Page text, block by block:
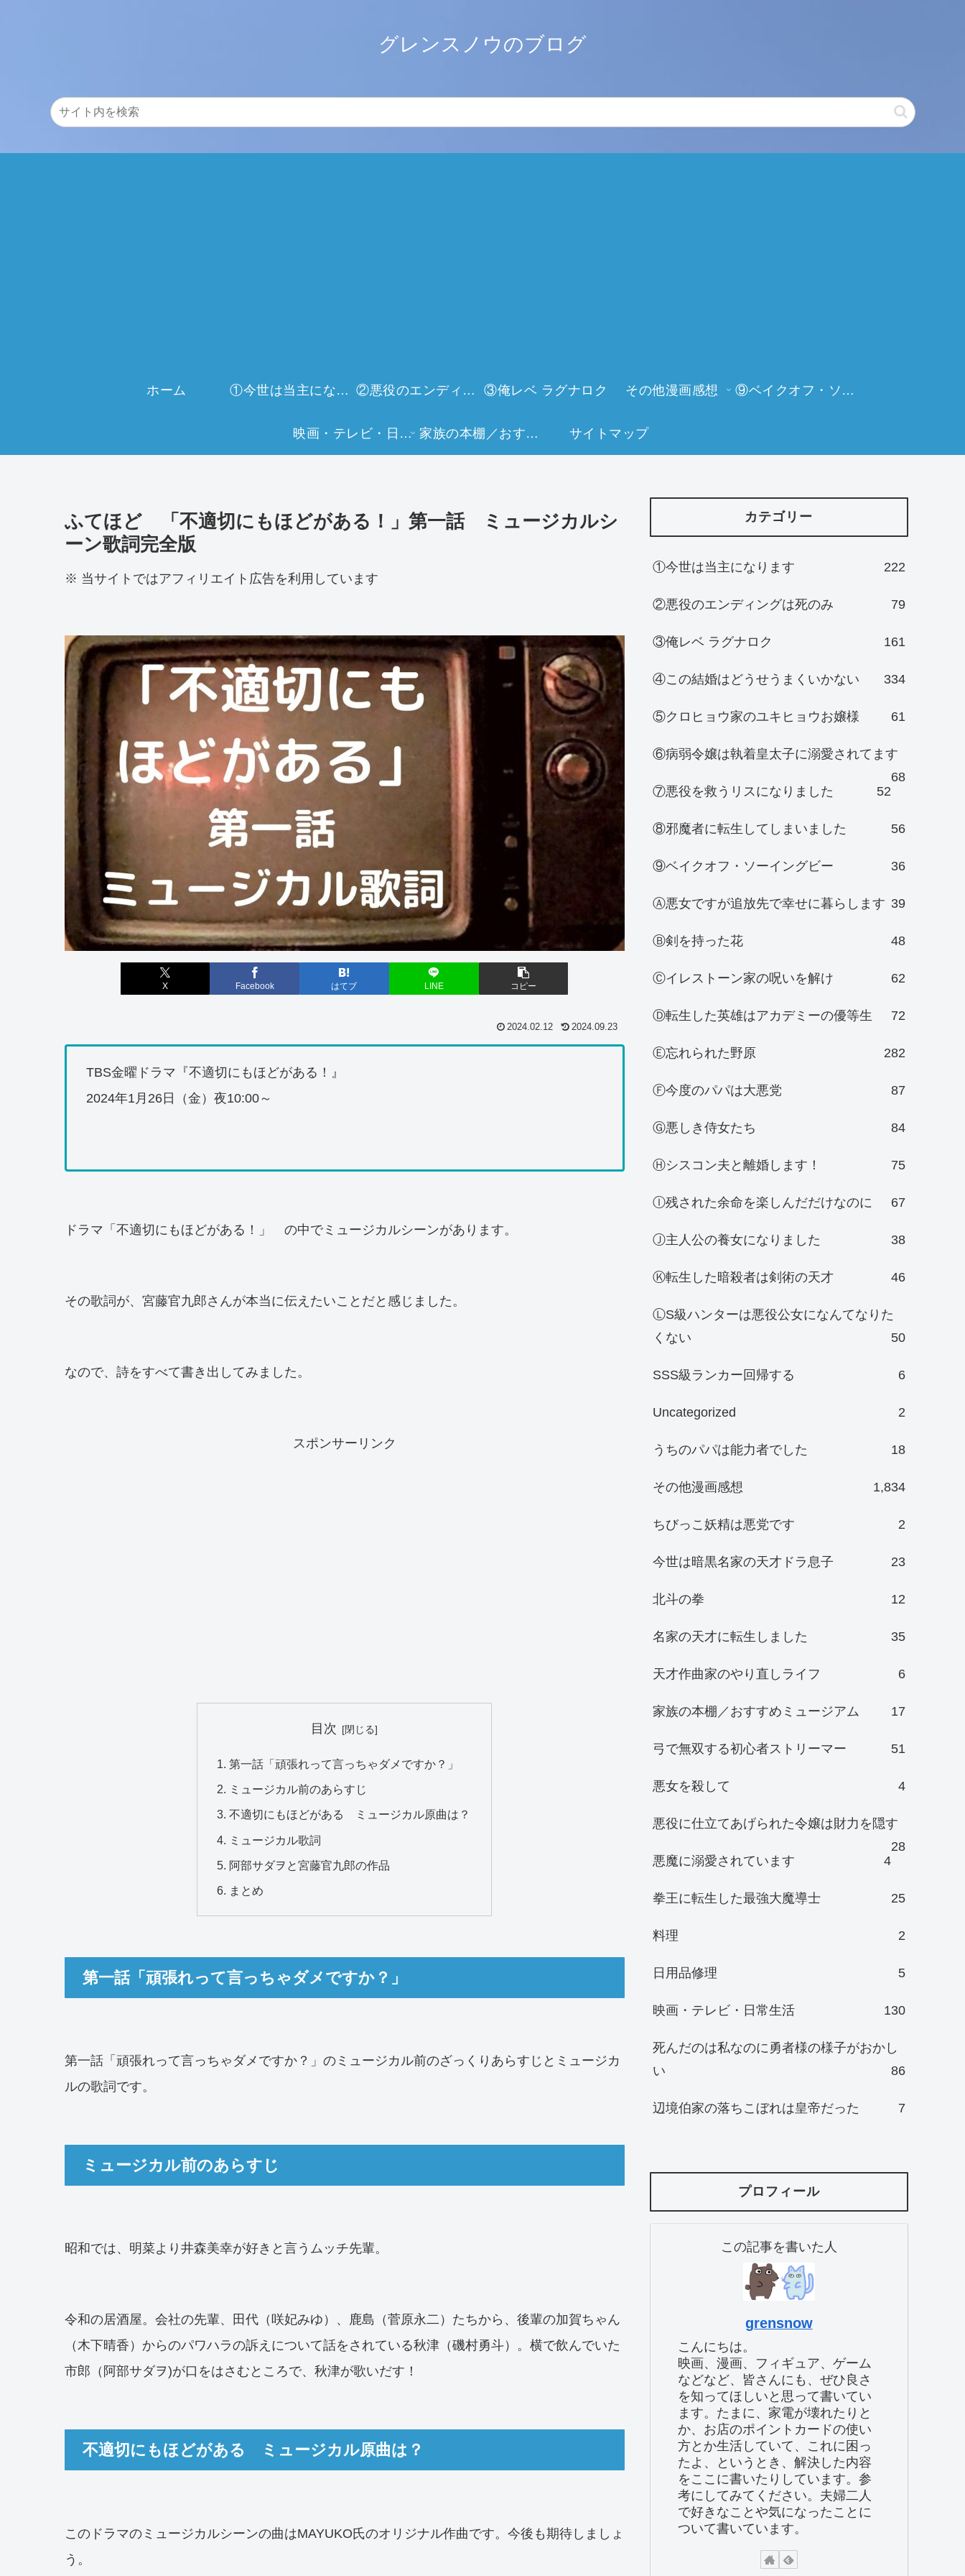
グレンスノウのブログ
ホーム ①今世は当主になります ②悪役のエンディングは死のみ ③俺レベ ラグナロク その他漫画感想 ⑨ベイクオフ・ソーイングビー
映画・テレビ・日常生活 家族の本棚／おすすめミュージアム サイトマップ
ふてほど 「不適切にもほどがある！」第一話 ミュージカルシ
ーン歌詞完全版
※ 当サイトではアフィリエイト広告を利用しています
X Facebook はてブ LINE コピー
2024.02.12 2024.09.23
TBS金曜ドラマ『不適切にもほどがある！』
2024年1月26日（金）夜10:00～
ドラマ「不適切にもほどがある！」 の中でミュージカルシーンがあります。
その歌詞が、宮藤官九郎さんが本当に伝えたいことだと感じました。
なので、詩をすべて書き出してみました。
スポンサーリンク
目次
第一話「頑張れって言っちゃダメですか？」
ミュージカル前のあらすじ
不適切にもほどがある ミュージカル原曲は？
ミュージカル歌詞
阿部サダヲと宮藤官九郎の作品
まとめ
第一話「頑張れって言っちゃダメですか？」
第一話「頑張れって言っちゃダメですか？」のミュージカル前のざっくりあらすじとミュージカ
ルの歌詞です。
ミュージカル前のあらすじ
昭和では、明菜より井森美幸が好きと言うムッチ先輩。
令和の居酒屋。会社の先輩、田代（咲妃みゆ）、鹿島（菅原永二）たちから、後輩の加賀ちゃん
（木下晴香）からのパワハラの訴えについて話をされている秋津（磯村勇斗）。横で飲んでいた
市郎（阿部サダヲ)が口をはさむところで、秋津が歌いだす！
不適切にもほどがある ミュージカル原曲は？
このドラマのミュージカルシーンの曲はMAYUKO氏のオリジナル作曲です。今後も期待しましょ
う。
カテゴリー
①今世は当主になります 222
②悪役のエンディングは死のみ 79
③俺レベ ラグナロク 161
④この結婚はどうせうまくいかない 334
⑤クロヒョウ家のユキヒョウお嬢様 61
⑥病弱令嬢は執着皇太子に溺愛されてます
68
⑦悪役を救うリスになりました
52
⑧邪魔者に転生してしまいました 56
⑨ベイクオフ・ソーイングビー 36
Ⓐ悪女ですが追放先で幸せに暮らします 39
Ⓑ剣を持った花 48
Ⓒイレストーン家の呪いを解け 62
Ⓓ転生した英雄はアカデミーの優等生 72
Ⓔ忘れられた野原 282
Ⓕ今度のパパは大悪党 87
Ⓖ悪しき侍女たち 84
Ⓗシスコン夫と離婚します！ 75
Ⓘ残された余命を楽しんだだけなのに 67
Ⓙ主人公の養女になりました 38
Ⓚ転生した暗殺者は剣術の天才 46
ⓁS級ハンターは悪役公女になんてなりた
くない
50
SSS級ランカー回帰する 6
Uncategorized 2
うちのパパは能力者でした 18
その他漫画感想 1,834
ちびっこ妖精は悪党です 2
今世は暗黒名家の天才ドラ息子 23
北斗の拳 12
名家の天才に転生しました 35
天才作曲家のやり直しライフ 6
家族の本棚／おすすめミュージアム 17
弓で無双する初心者ストリーマー 51
悪女を殺して 4
悪役に仕立てあげられた令嬢は財力を隠す
28
悪魔に溺愛されています
4
拳王に転生した最強大魔導士 25
料理 2
日用品修理 5
映画・テレビ・日常生活 130
死んだのは私なのに勇者様の様子がおかし
い
86
辺境伯家の落ちこぼれは皇帝だった 7
プロフィール
この記事を書いた人
grensnow
こんにちは。
映画、漫画、フィギュア、ゲーム
などなど、皆さんにも、ぜひ良さ
を知ってほしいと思って書いてい
ます。たまに、家電が壊れたりと
か、お店のポイントカードの使い
方とか生活していて、これに困っ
たよ、というとき、解決した内容
をここに書いたりしています。参
考にしてみてください。夫婦二人
で好きなことや気になったことに
ついて書いています。